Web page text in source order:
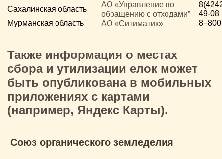
Сахалинская область
АО «Управление по
обращению с отходами”
49-08
Мурманская область
АО «Ситиматик»
Также информация о местах
сбора и утилизации елок может
быть опубликована в мобильных
приложениях с картами
(например, Яндекс Карты).
Союз органического земледелия